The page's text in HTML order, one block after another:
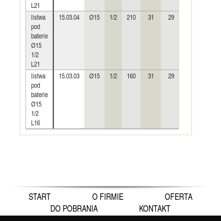
L21
listwa
pod
baterie
Ø15
1/2
L21
15.03.04 Ø15 1/2 210 31 29
listwa
pod
baterie
Ø15
1/2
L16
15.03.03 Ø15 1/2 160 31 29
START O FIRMIE
OFERTA
DO POBRANIA
KONTAKT